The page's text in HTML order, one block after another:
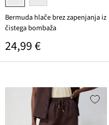
kobaltnatemno rjava
Bermuda hlače brez zapenjanja iz
čistega bombaža
Običajna cena
24,99 €